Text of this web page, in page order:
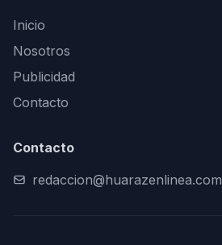
Inicio
Nosotros
Publicidad
Contacto
Contacto
redaccion@huarazenlinea.com